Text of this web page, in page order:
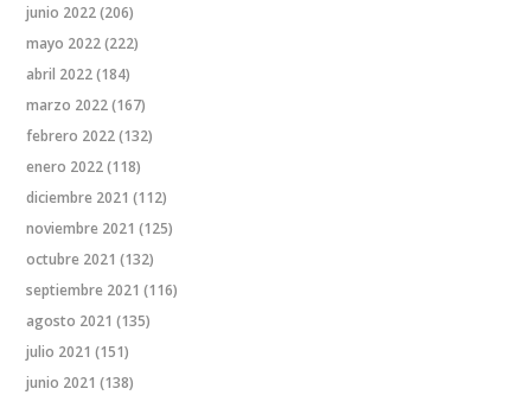
junio 2022(206)
mayo 2022(222)
abril 2022(184)
marzo 2022(167)
febrero 2022(132)
enero 2022(118)
diciembre 2021 (112)
noviembre 2021 (125)
octubre 2021 (132)
septiembre 2021 (116)
agosto 2021 (135)
julio 2021 (151)
junio 2021 (138)